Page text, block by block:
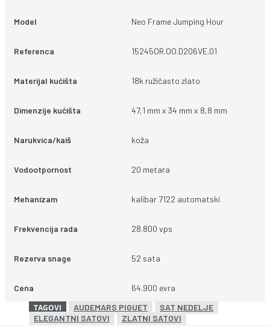
Model Neo Frame Jumping Hour
Referenca 15245OR.OO.D206VE.01
Materijal kućišta 18k ružičasto zlato
Dimenzije kućišta 47,1 mm x 34 mm x 8,8 mm
Narukvica/kaiš koža
Vodootpornost 20 metara
Mehanizam kalibar 7122 automatski
Frekvencija rada 28.800 vps
Rezerva snage 52 sata
Cena
64.900 evra
TAGOVI
AUDEMARS PIGUET
SAT NEDELJE
ELEGANTNI SATOVI
ZLATNI SATOVI